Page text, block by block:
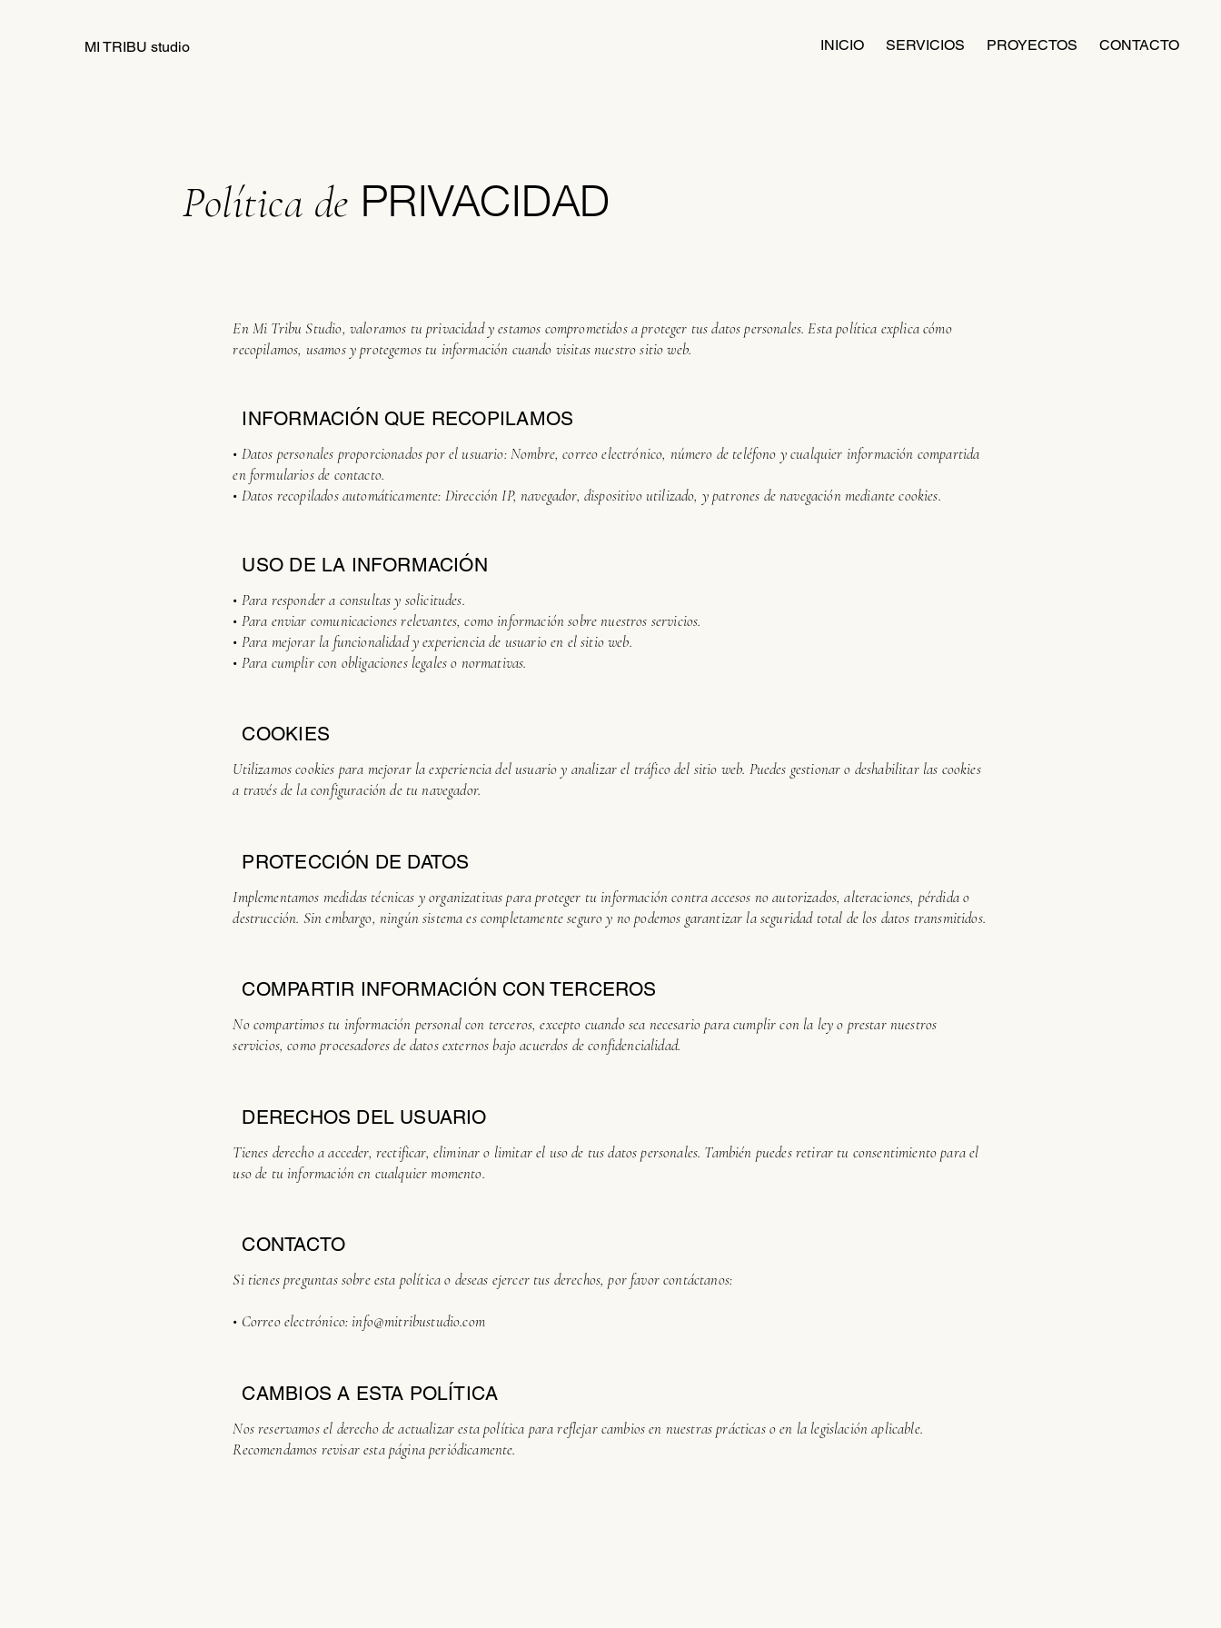
MI TRIBU studio INICIO SERVICIOS PROYECTOS CONTACTO
Política de PRIVACIDAD
En Mi Tribu Studio, valoramos tu privacidad y estamos comprometidos a proteger tus datos personales. Esta política explica cómo
recopilamos, usamos y protegemos tu información cuando visitas nuestro sitio web.
INFORMACIÓN QUE RECOPILAMOS
• Datos personales proporcionados por el usuario: Nombre, correo electrónico, número de teléfono y cualquier información compartida
en formularios de contacto.
• Datos recopilados automáticamente: Dirección IP, navegador, dispositivo utilizado, y patrones de navegación mediante cookies.
USO DE LA INFORMACIÓN
• Para responder a consultas y solicitudes.
• Para enviar comunicaciones relevantes, como información sobre nuestros servicios.
• Para mejorar la funcionalidad y experiencia de usuario en el sitio web.
• Para cumplir con obligaciones legales o normativas.
COOKIES
Utilizamos cookies para mejorar la experiencia del usuario y analizar el tráfico del sitio web. Puedes gestionar o deshabilitar las cookies
a través de la configuración de tu navegador.
PROTECCIÓN DE DATOS
Implementamos medidas técnicas y organizativas para proteger tu información contra accesos no autorizados, alteraciones, pérdida o
destrucción. Sin embargo, ningún sistema es completamente seguro y no podemos garantizar la seguridad total de los datos transmitidos.
COMPARTIR INFORMACIÓN CON TERCEROS
No compartimos tu información personal con terceros, excepto cuando sea necesario para cumplir con la ley o prestar nuestros
servicios, como procesadores de datos externos bajo acuerdos de confidencialidad.
DERECHOS DEL USUARIO
Tienes derecho a acceder, rectificar, eliminar o limitar el uso de tus datos personales. También puedes retirar tu consentimiento para el
uso de tu información en cualquier momento.
CONTACTO
Si tienes preguntas sobre esta política o deseas ejercer tus derechos, por favor contáctanos:
• Correo electrónico:info@mitribustudio.com
CAMBIOS A ESTA POLÍTICA
Nos reservamos el derecho de actualizar esta política para reflejar cambios en nuestras prácticas o en la legislación aplicable.
Recomendamos revisar esta página periódicamente.